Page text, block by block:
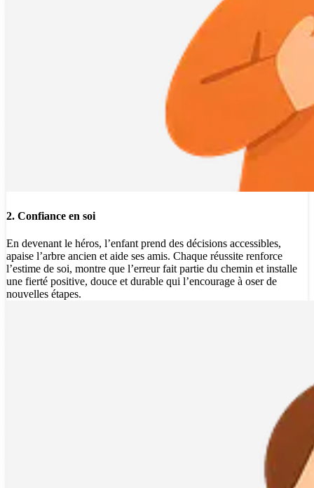
2. Confiance en soi
En devenant le héros, l’enfant prend des décisions accessibles,
apaise l’arbre ancien et aide ses amis. Chaque réussite renforce
l’estime de soi, montre que l’erreur fait partie du chemin et installe
une fierté positive, douce et durable qui l’encourage à oser de
nouvelles étapes.